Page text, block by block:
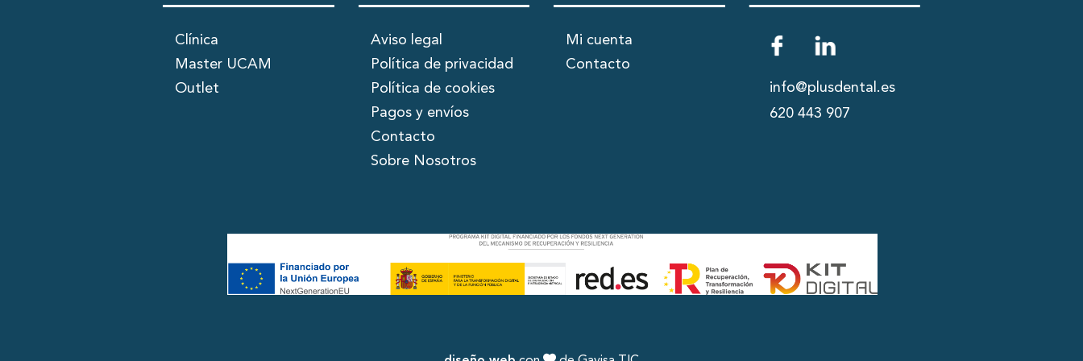
Clínica
Master UCAM
Outlet
Aviso legal
Política de privacidad
Política de cookies
Pagos y envíos
Contacto
Sobre Nosotros
Mi cuenta
Contacto
info@plusdental.es
620 443 907